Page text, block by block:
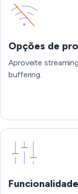
Opções de
Aproveite
buffering.